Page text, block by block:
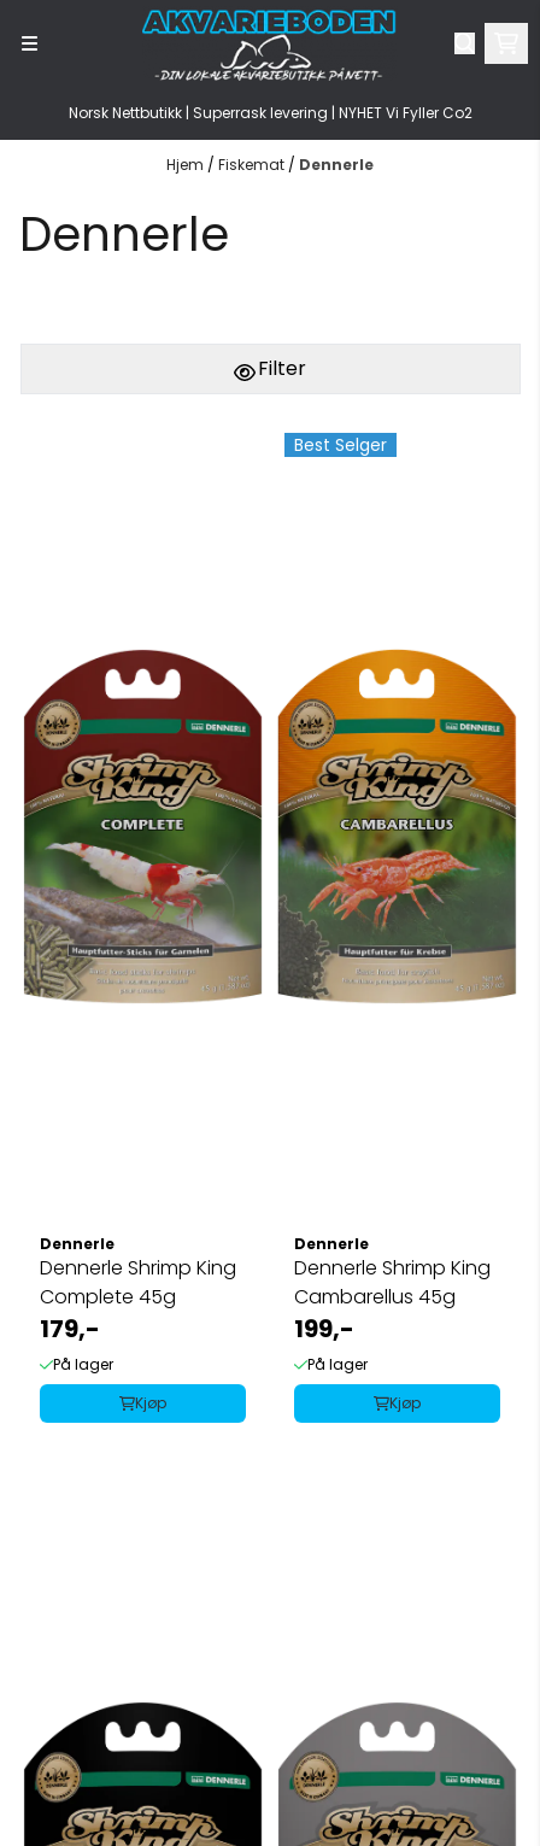
Hopp til innhold
Norsk Nettbutikk | Superrask levering | NYHET Vi Fyller Co2
Hjem / Fiskemat / Dennerle
Dennerle
Filter
Dennerle
Dennerle Shrimp King
Complete 45g
179,-
På lager
Kjøp
Best Selger
Dennerle
Dennerle Shrimp King
Cambarellus 45g
199,-
På lager
Kjøp